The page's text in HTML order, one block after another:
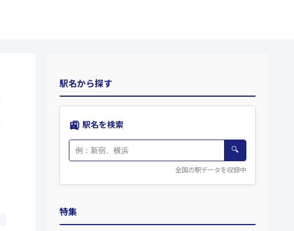
駅名から探す
🚉 駅名を検索
🔍
全国の駅データを収録中
特集